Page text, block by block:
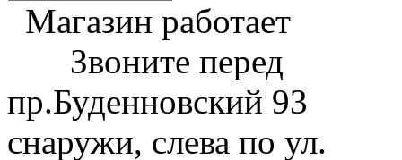
Магазин работает
Звоните перед
пр.Буденновский 93
снаружи, слева по ул.